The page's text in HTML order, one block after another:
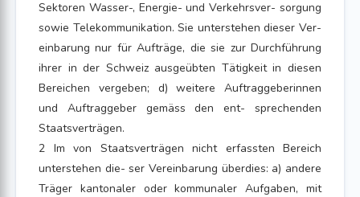
Sektoren Wasser-, Energie- und Verkehrsver- sorgung
sowie Telekommunikation. Sie unterstehen dieser Ver-
einbarung nur für Aufträge, die sie zur Durchführung
ihrer in der Schweiz ausgeübten Tätigkeit in diesen
Bereichen vergeben; d) weitere Auftraggeberinnen
und Auftraggeber gemäss den ent- sprechenden
Staatsverträgen.
2 Im von Staatsverträgen nicht erfassten Bereich
unterstehen die- ser Vereinbarung überdies: a) andere
Träger kantonaler oder kommunaler Aufgaben, mit